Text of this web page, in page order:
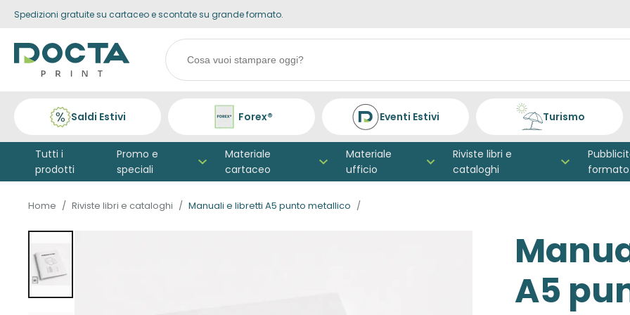
Skip to
Spedizioni gratuite su cartaceo e scontate su grande formato.
Search
products
Saldi Estivi Forex® Eventi Estivi Turismo
Tutti i
prodotti
Promo e
speciali
Materiale
cartaceo
Materiale
ufficio
Riviste libri e
cataloghi
formato
Home Riviste libri e cataloghi Manuali e libretti A5 punto metallico
A5
fine della
galleria di
immagini